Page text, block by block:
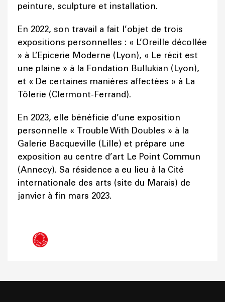
peinture, sculpture et installation.
En 2022, son travail a fait l’objet de trois
expositions personnelles : « L’Oreille décollée
» à L’Epicerie Moderne (Lyon), « Le récit est
une plaine » à la Fondation Bullukian (Lyon),
et « De certaines manières affectées » à La
Tôlerie (Clermont-Ferrand).
En 2023, elle bénéficie d’une exposition
personnelle « Trouble With Doubles » à la
Galerie Bacqueville (Lille) et prépare une
exposition au centre d’art Le Point Commun
(Annecy). Sa résidence a eu lieu à la Cité
internationale des arts (site du Marais) de
janvier à fin mars 2023.